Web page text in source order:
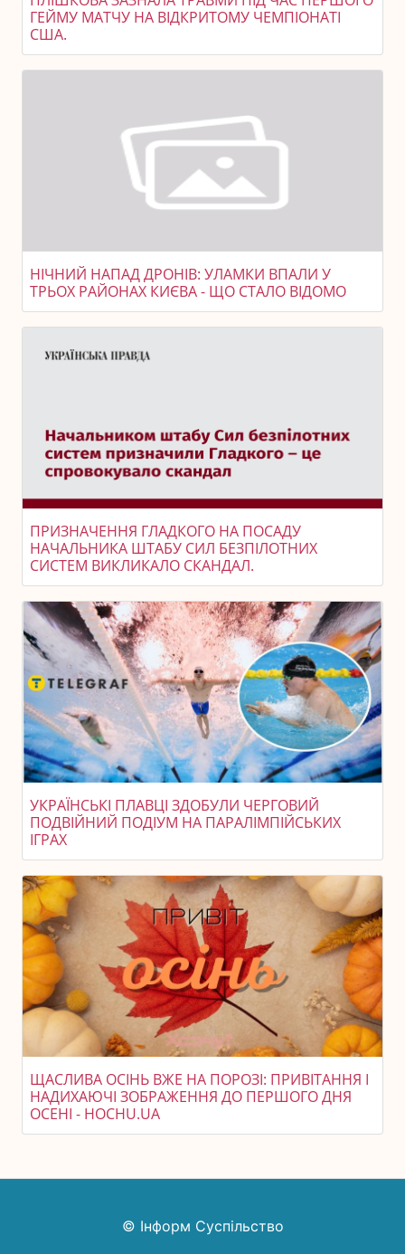
ГЕЙМУ МАТЧУ НА ВІДКРИТОМУ ЧЕМПІОНАТІ
США.
НІЧНИЙ НАПАД ДРОНІВ: УЛАМКИ ВПАЛИ У
ТРЬОХ РАЙОНАХ КИЄВА - ЩО СТАЛО ВІДОМО
ПРИЗНАЧЕННЯ ГЛАДКОГО НА ПОСАДУ
НАЧАЛЬНИКА ШТАБУ СИЛ БЕЗПІЛОТНИХ
СИСТЕМ ВИКЛИКАЛО СКАНДАЛ.
УКРАЇНСЬКІ ПЛАВЦІ ЗДОБУЛИ ЧЕРГОВИЙ
ПОДВІЙНИЙ ПОДІУМ НА ПАРАЛІМПІЙСЬКИХ
ІГРАХ
ЩАСЛИВА ОСІНЬ ВЖЕ НА ПОРОЗІ: ПРИВІТАННЯ І
НАДИХАЮЧІ ЗОБРАЖЕННЯ ДО ПЕРШОГО ДНЯ
ОСЕНІ - HOCHU.UA
© Інформ Суспільство